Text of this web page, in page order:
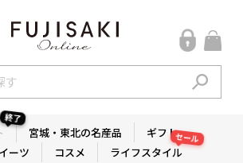
終了
宮城・東北の名産品
ギフト
ーツ
コスメ ライフスタイル
セール